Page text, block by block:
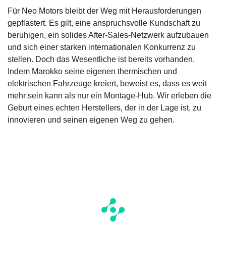
Für Neo Motors bleibt der Weg mit Herausforderungen
gepflastert. Es gilt, eine anspruchsvolle Kundschaft zu
beruhigen, ein solides After-Sales-Netzwerk aufzubauen
und sich einer starken internationalen Konkurrenz zu
stellen. Doch das Wesentliche ist bereits vorhanden.
Indem Marokko seine eigenen thermischen und
elektrischen Fahrzeuge kreiert, beweist es, dass es weit
mehr sein kann als nur ein Montage-Hub. Wir erleben die
Geburt eines echten Herstellers, der in der Lage ist, zu
innovieren und seinen eigenen Weg zu gehen.